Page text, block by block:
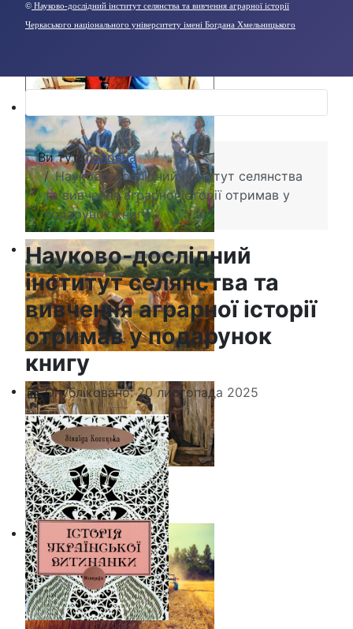
Ви тут:Головна
Науково-дослідний інститут селянства
та вивчення аграрної історії отримав у
подарунок книгу
Науково-дослідний
інститут селянства та
вивчення аграрної історії
отримав у подарунок
книгу
Опубліковано: 20 листопада 2025
© Науково-дослідний інститут селянства та вивчення аграрної історії
Черкаського національного університету імені Богдана Хмельницького